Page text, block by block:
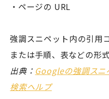
・ページの URL
強調スニペット内の引用
または手順、表などの形
出典： Googleの強調スニ
検索ヘルプ